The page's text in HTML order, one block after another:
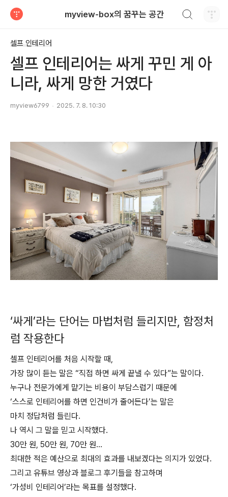
myview-box의 꿈꾸는 공간
셀프 인테리어
셀프 인테리어는 싸게 꾸민 게 아
니라, 싸게 망한 거였다
myview6799 2025. 7. 8. 10:30
‘싸게’라는 단어는 마법처럼 들리지만, 함정처
럼 작용한다
셀프 인테리어를 처음 시작할 때,
가장 많이 듣는 말은 “직접 하면 싸게 끝낼 수 있다”는 말이다.
누구나 전문가에게 맡기는 비용이 부담스럽기 때문에
‘스스로 인테리어를 하면 인건비가 줄어든다’는 말은
마치 정답처럼 들린다.
나 역시 그 말을 믿고 시작했다.
30만 원, 50만 원, 70만 원…
최대한 적은 예산으로 최대의 효과를 내보겠다는 의지가 있었다.
그리고 유튜브 영상과 블로그 후기들을 참고하며
‘가성비 인테리어’라는 목표를 설정했다.